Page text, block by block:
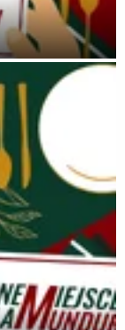
- grafika